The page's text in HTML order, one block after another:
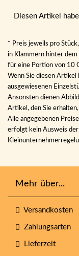
Diesen Artikel
* Preis jeweils pro
in Klammern hinter dem
für eine Portion von 10
Wenn Sie diesen Artikel
ausgewiesenen
Ansonsten dienen
Artikel, den Sie
Alle angegebenen
erfolgt kein Ausweis
Mehr über...
Versandkosten
Zahlungsarten
Lieferzeit